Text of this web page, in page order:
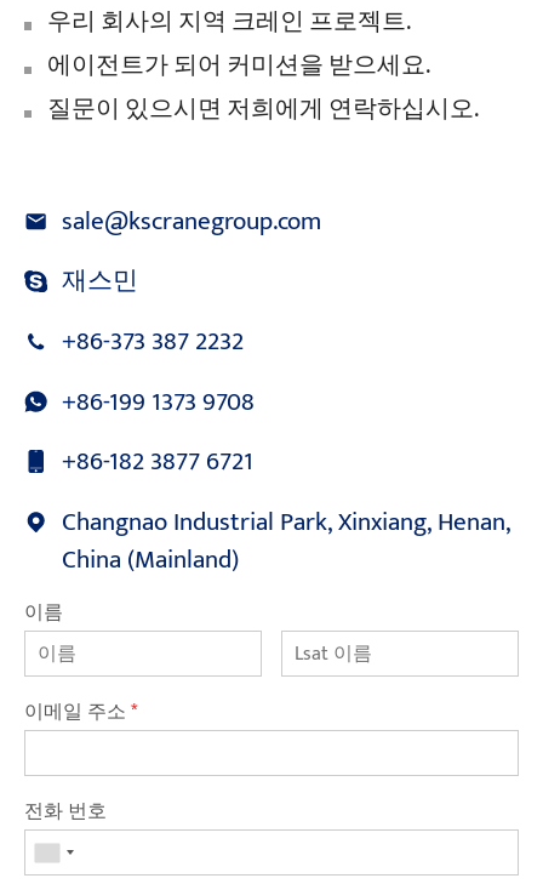
우리 회사의 지역 크레인 프로젝트.
에이전트가 되어 커미션을 받으세요.
질문이 있으시면 저희에게 연락하십시오.
sale@kscranegroup.com
재스민
+86-373 387 2232
+86-199 1373 9708
+86-182 3877 6721
Changnao Industrial Park, Xinxiang, Henan,
China (Mainland)
이름
이메일 주소*
전화 번호